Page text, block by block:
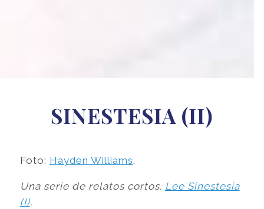
SINESTESIA (II)
Foto: Hayden Williams.
Una serie de relatos cortos. Lee Sinestesia
(I).